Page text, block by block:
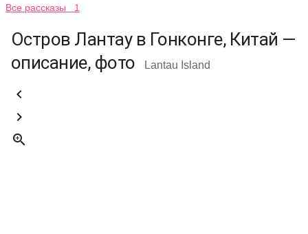
Все рассказы 1
Остров Лантау в Гонконге, Китай —
описание, фото
Lantau Island


